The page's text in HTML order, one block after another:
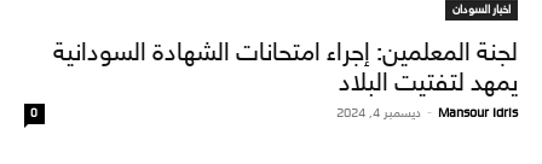
اخبار السودان
لجنة المعلمين: إجراء امتحانات الشهادة السودانية
يمهد لتفتيت البلاد
Mansour Idris
- ديسمبر 4, 2024 0